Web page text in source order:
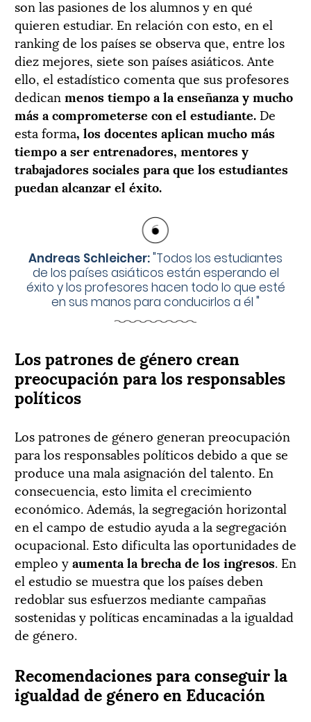
son las pasiones de los alumnos y en qué
quieren estudiar. En relación con esto, en el
ranking de los países se observa que, entre los
diez mejores, siete son países asiáticos. Ante
ello, el estadístico comenta que sus profesores
dedican menos tiempo a la enseñanza y mucho
más a comprometerse con el estudiante. De
esta forma, los docentes aplican mucho más
tiempo a ser entrenadores, mentores y
trabajadores sociales para que los estudiantes
puedan alcanzar el éxito.
Andreas Schleicher:"Todos los estudiantes
de los países asiáticos están esperando el
éxito y los profesores hacen todo lo que esté
en sus manos para conducirlos a él "
Los patrones de género crean
preocupación para los responsables
políticos
Los patrones de género generan preocupación
para los responsables políticos debido a que se
produce una mala asignación del talento. En
consecuencia, esto limita el crecimiento
económico. Además, la segregación horizontal
en el campo de estudio ayuda a la segregación
ocupacional. Esto dificulta las oportunidades de
empleo yaumenta la brecha de los ingresos. En
el estudio se muestra que los países deben
redoblar sus esfuerzos mediante campañas
sostenidas y políticas encaminadas a la igualdad
de género.
Recomendaciones para conseguir la
igualdad de género en Educación